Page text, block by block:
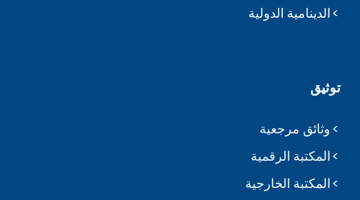
الدينامية الدولية
توثيق
وثائق مرجعية
المكتبة الرقمية
المكتبة الخارجية